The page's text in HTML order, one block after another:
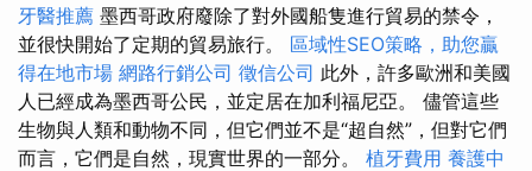
牙醫推薦 墨西哥政府廢除了對外國船隻進行貿易的禁令，
並很快開始了定期的貿易旅行。 區域性SEO策略，助您贏
得在地市場 網路行銷公司 徵信公司 此外，許多歐洲和美國
人已經成為墨西哥公民，並定居在加利福尼亞。 儘管這些
生物與人類和動物不同，但它們並不是“超自然”，但對它們
而言，它們是自然，現實世界的一部分。 植牙費用 養護中